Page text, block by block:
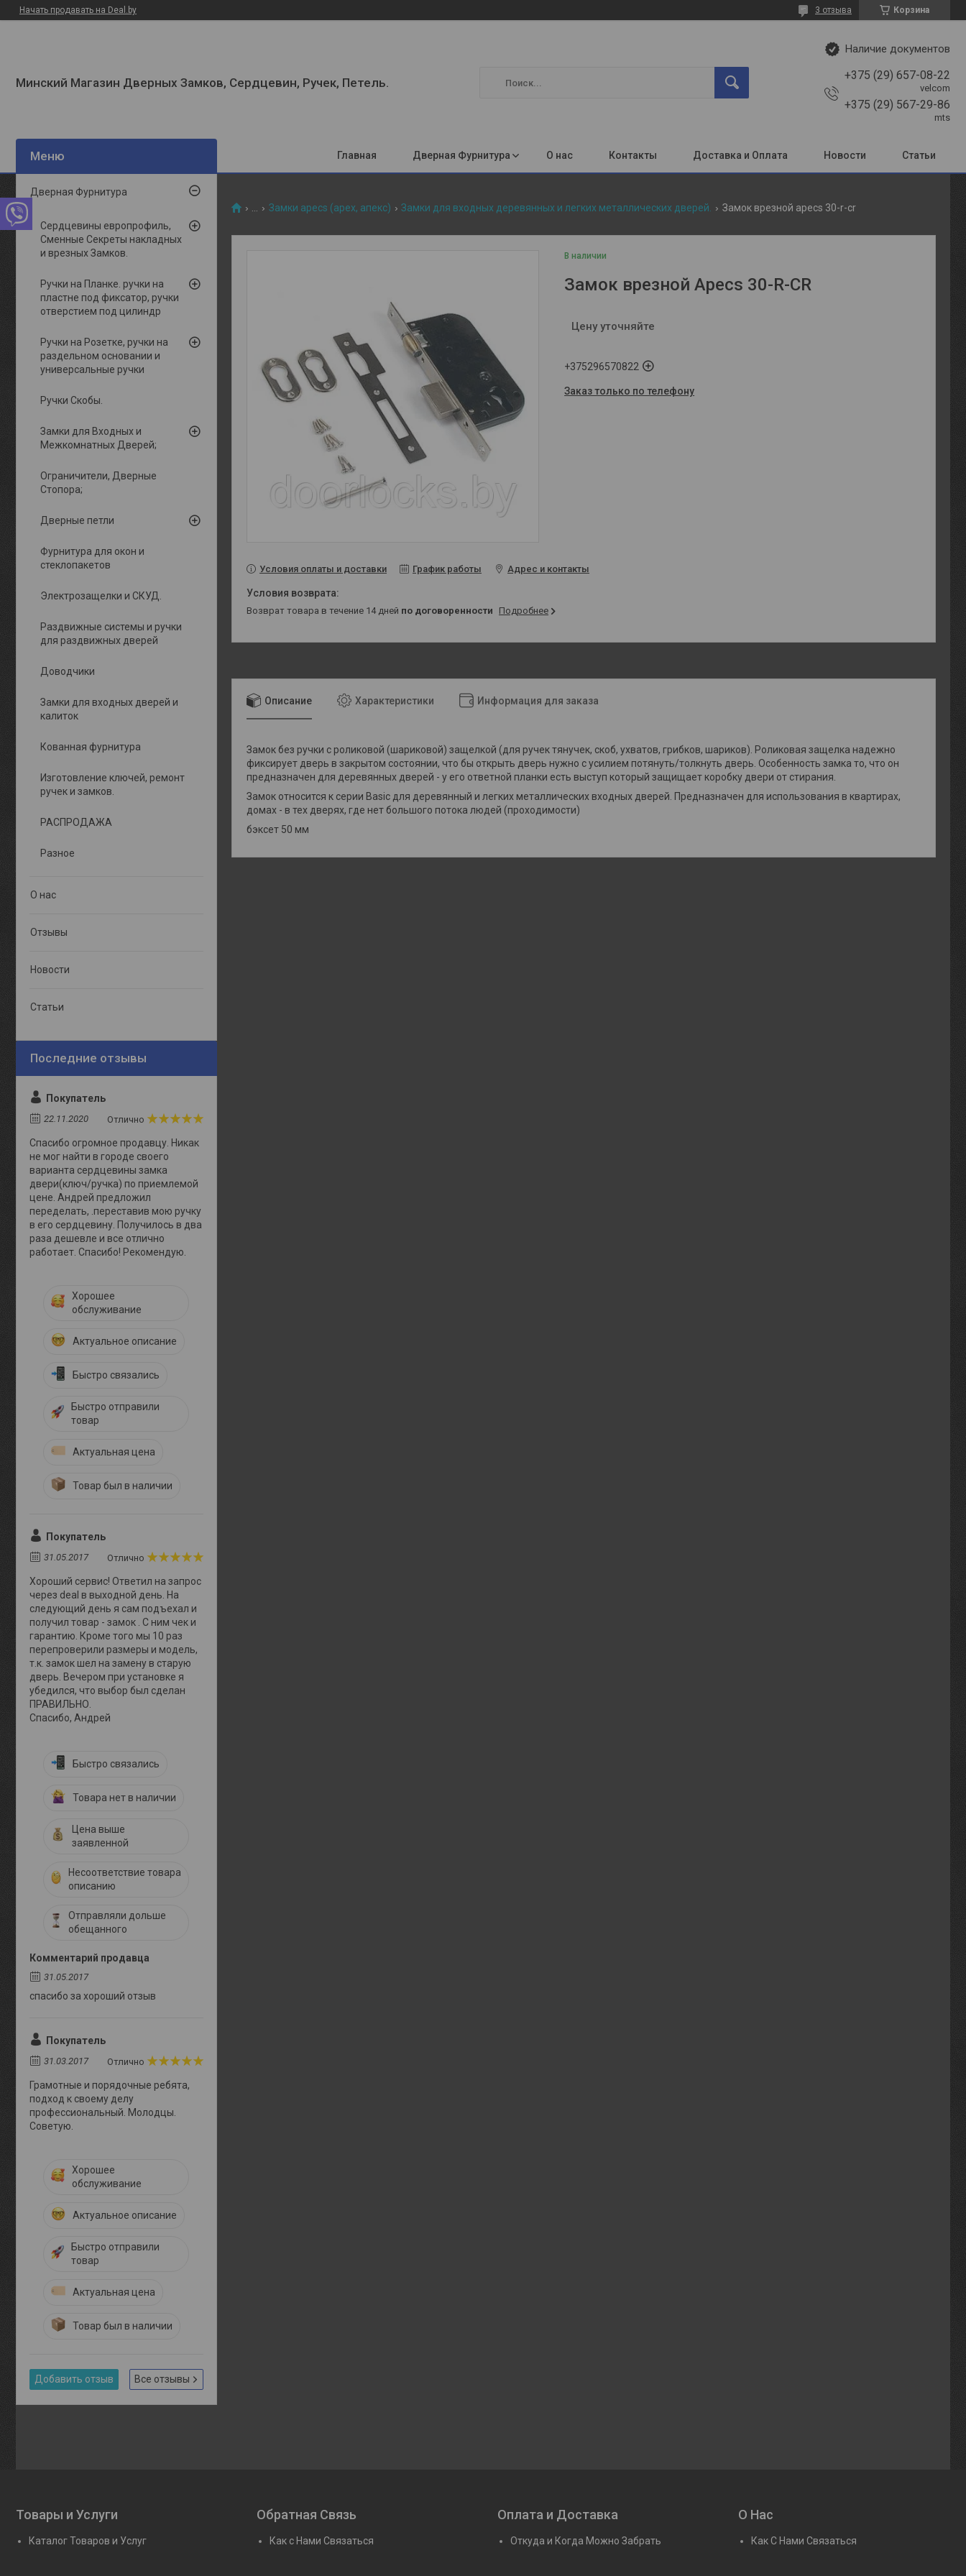
Начать продавать на Deal.by Корзина
3 отзыва
Минский Магазин Дверных Замков, Сердцевин, Ручек, Петель.
Наличие документов
+375 (29) 657-08-22
velcom
+375 (29) 567-29-86
mts
Главная Дверная Фурнитура О нас Контакты Доставка и Оплата Новости Статьи
Замки apecs (apex, апекс) Замки для входных деревянных и легких металлических дверей. Замок врезной apecs 30-r-cr
В наличии
Замок врезной Apecs 30-R-CR
Цену уточняйте
+375296570822
Заказ только по телефону
Условия оплаты и доставки График работы Адрес и контакты
возврат товара в течение 14 дней по договоренности Подробнее
Описание Характеристики Информация для заказа
Замок без ручки с роликовой (шариковой) защелкой (для ручек тянучек, скоб, ухватов, грибков, шариков). Роликовая защелка надежно
фиксирует дверь в закрытом состоянии, что бы открыть дверь нужно с усилием потянуть/толкнуть дверь. Особенность замка то, что он
предназначен для деревянных дверей - у его ответной планки есть выступ который защищает коробку двери от стирания.
Замок относится к серии Basic для деревянный и легких металлических входных дверей. Предназначен для использования в квартирах,
домах - в тех дверях, где нет большого потока людей (проходимости)
бэксет 50 мм
Дверная Фурнитура
Сердцевины европрофиль,
Сменные Секреты накладных
и врезных Замков.
Ручки на Планке. ручки на
пластне под фиксатор, ручки
отверстием под цилиндр
Ручки на Розетке, ручки на
раздельном основании и
универсальные ручки
Ручки Скобы.
Замки для Входных и
Межкомнатных Дверей;
Ограничители, Дверные
Стопора;
Дверные петли
Фурнитура для окон и
стеклопакетов
Электрозащелки и СКУД.
Раздвижные системы и ручки
для раздвижных дверей
Доводчики
Замки для входных дверей и
калиток
Кованная фурнитура
Изготовление ключей, ремонт
ручек и замков.
РАСПРОДАЖА
Разное
О нас
Отзывы
Новости
Статьи
Покупатель
22.11.2020 Отлично
Спасибо огромное продавцу. Никак
не мог найти в городе своего
варианта сердцевины замка
двери(ключ/ручка) по приемлемой
цене. Андрей предложил
переделать, .переставив мою ручку
в его сердцевину. Получилось в два
раза дешевле и все отлично
работает. Спасибо! Рекомендую.
Хорошее
обслуживание
Актуальное описание
Быстро связались
Быстро отправили
товар
Актуальная цена
Товар был в наличии
Покупатель
31.05.2017 Отлично
Хороший сервис! Ответил на запрос
через deal в выходной день. На
следующий день я сам подъехал и
получил товар - замок . С ним чек и
гарантию. Кроме того мы 10 раз
перепроверили размеры и модель,
т.к. замок шел на замену в старую
дверь. Вечером при установке я
убедился, что выбор был сделан
ПРАВИЛЬНО.
Спасибо, Андрей
Быстро связались
Товара нет в наличии
Цена выше
заявленной
Несоответствие товара
описанию
Отправляли дольше
обещанного
Комментарий продавца
31.05.2017
спасибо за хороший отзыв
Покупатель
31.03.2017 Отлично
Грамотные и порядочные ребята,
подход к своему делу
профессиональный. Молодцы.
Советую.
Хорошее
обслуживание
Актуальное описание
Быстро отправили
товар
Актуальная цена
Товар был в наличии
Добавить отзыв Все отзывы
Товары и Услуги
Каталог Товаров и Услуг
Обратная Связь
Как с Нами Связаться
Оплата и Доставка
Откуда и Когда Можно Забрать
О Нас
Как С Нами Связаться